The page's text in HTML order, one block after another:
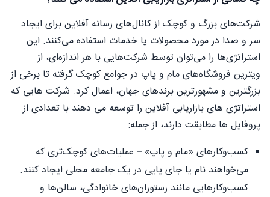
شرکت‌های بزرگ و کوچک از کانال‌های رسانه آفلاین برای ایجاد
سر و صدا در مورد محصولات یا خدمات استفاده می‌کنند. این
استراتژی‌ها را می‌توان توسط شرکت‌هایی با هر اندازه‌ای، از
ویترین فروشگاه‌های مام و پاپ در جوامع کوچک گرفته تا برخی از
بزرگترین و مشهورترین برندهای جهان، اعمال کرد. شرکت هایی که
استراتژی های بازاریابی آفلاین را توسعه می دهند با تعدادی از
پروفایل ها مطابقت دارند، از جمله:
کسب‌وکارهای «مام و پاپ» – عملیات‌های کوچک‌تری که
می‌خواهند نام یا جای پایی در یک جامعه محلی ایجاد کنند.
کسب‌وکارهایی مانند رستوران‌های خانوادگی، سالن‌ها و